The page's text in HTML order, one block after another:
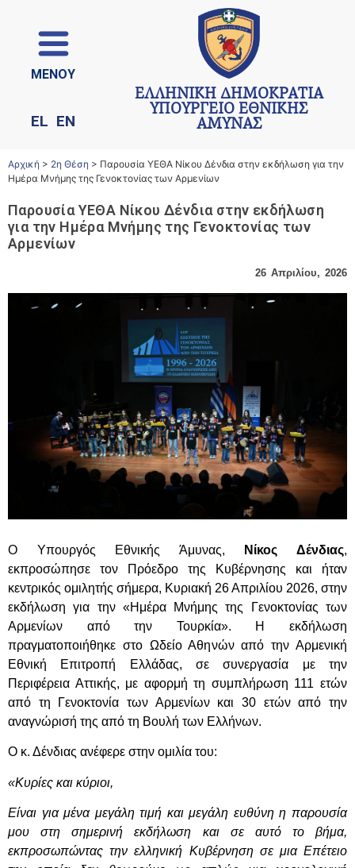
ΜΕΝΟΥ
EL EN
ΕΛΛΗΝΙΚΗ ΔΗΜΟΚΡΑΤΙΑ
ΥΠΟΥΡΓΕΙΟ ΕΘΝΙΚΗΣ
ΑΜΥΝΑΣ
Αρχική > 2η Θέση > Παρουσία ΥΕΘΑ Νίκου Δένδια στην εκδήλωση για την
Ημέρα Μνήμης της Γενοκτονίας των Αρμενίων
Παρουσία ΥΕΘΑ Νίκου Δένδια στην εκδήλωση
για την Ημέρα Μνήμης της Γενοκτονίας των
Αρμενίων
26 Απριλίου, 2026
Ο Υπουργός Εθνικής Άμυνας, Νίκος Δένδιας,
εκπροσώπησε τον Πρόεδρο της Κυβέρνησης και ήταν
κεντρικός ομιλητής σήμερα, Κυριακή 26 Απριλίου 2026, στην
εκδήλωση για την «Ημέρα Μνήμης της Γενοκτονίας των
Αρμενίων από την Τουρκία». Η εκδήλωση
πραγματοποιήθηκε στο Ωδείο Αθηνών από την Αρμενική
Εθνική Επιτροπή Ελλάδας, σε συνεργασία με την
Περιφέρεια Αττικής, με αφορμή τη συμπλήρωση 111 ετών
από τη Γενοκτονία των Αρμενίων και 30 ετών από την
αναγνώρισή της από τη Βουλή των Ελλήνων.
Ο κ. Δένδιας ανέφερε στην ομιλία του:
«Κυρίες και κύριοι,
Είναι για μένα μεγάλη τιμή και μεγάλη ευθύνη η παρουσία
μου στη σημερινή εκδήλωση και σε αυτό το βήμα,
εκπροσωπώντας την ελληνική Κυβέρνηση σε μια Επέτειο